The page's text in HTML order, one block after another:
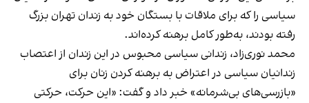
سیاسی را که برای ملاقات با بستگان خود به زندان تهران بزرگ
رفته بودند، به‌طور کامل برهنه کرده‌اند.
محمد نوری‌زاد، زندانی سیاسی محبوس در این زندان از اعتصاب
زندانیان سیاسی در اعتراض به برهنه کردن زنان برای
«بازرسی‌های بی‌شرمانه» خبر داد و گفت: «این حرکت، حرکتی